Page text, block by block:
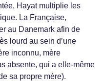
Hayat multiplie les
La Française,
au Danemark afin de
lourd au sein d’une
inconnu, mère
absente, qui a elle-même
sa propre mère).